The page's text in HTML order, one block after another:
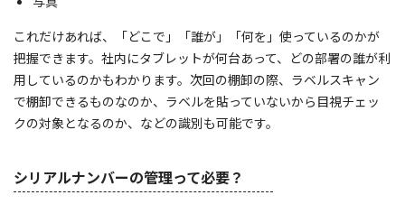
これだけあれば、「どこで」「誰が」「何を」使っているのかが
把握できます。社内にタブレットが何台あって、どの部署の誰が利
用しているのかもわかります。次回の棚卸の際、ラベルスキャン
で棚卸できるものなのか、ラベルを貼っていないから目視チェッ
クの対象となるのか、などの識別も可能です。
シリアルナンバーの管理って必要？